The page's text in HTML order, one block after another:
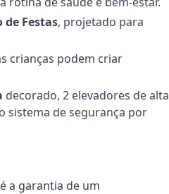
de Festas, projetado para
crianças podem criar
decorado, 2 elevadores de alta
de segurança por
a garantia de um